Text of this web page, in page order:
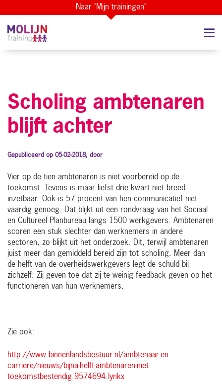
Naar "Mijn trainingen"
Scholing ambtenaren
blijft achter
Gepubliceerd op 05-02-2018, door
Vier op de tien ambtenaren is niet voorbereid op de
toekomst. Tevens is maar liefst drie kwart niet breed
inzetbaar. Ook is 57 procent van hen communicatief niet
vaardig genoeg. Dat blijkt uit een rondvraag van het Sociaal
en Cultureel Planbureau langs 1500 werkgevers. Ambtenaren
scoren een stuk slechter dan werknemers in andere
sectoren, zo blijkt uit het onderzoek. Dit, terwijl ambtenaren
juist meer dan gemiddeld bereid zijn tot scholing. Meer dan
de helft van de overheidswerkgevers legt de schuld bij
zichzelf. Zij geven toe dat zij te weinig feedback geven op het
functioneren van hun werknemers.
Zie ook:
http://www.binnenlandsbestuur.nl/ambtenaar-en-
carriere/nieuws/bijna-helft-ambtenaren-niet-
toekomstbestendig.9574694.lynkx